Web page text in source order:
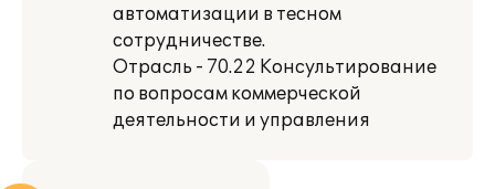
автоматизации в тесном
сотрудничестве.
Отрасль - 70.22 Консультирование
по вопросам коммерческой
деятельности и управления